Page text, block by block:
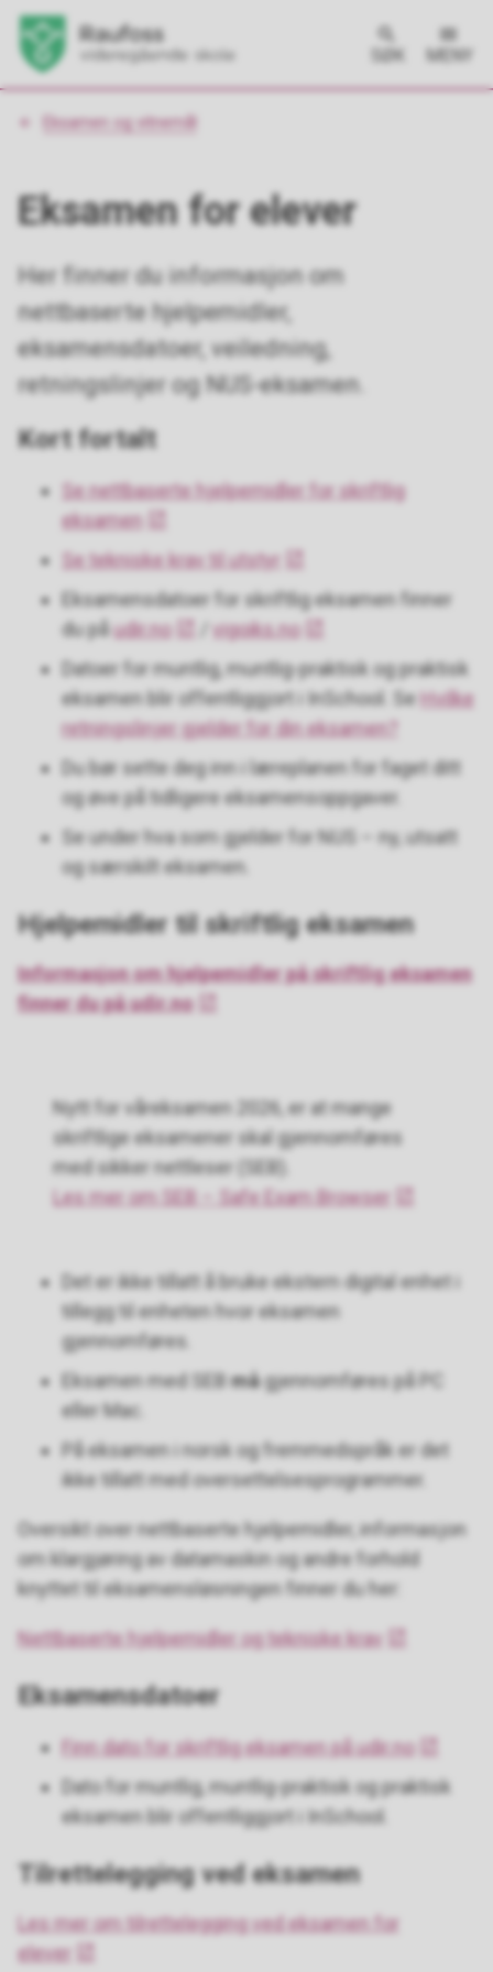
SØK MENY
Du
Eksamen og vitnemål
Eksamen for elever
Her finner du informasjon om
nettbaserte hjelpemidler,
eksamensdatoer, veiledning,
retningslinjer og NUS-eksamen.
Kort fortalt
Se nettbaserte hjelpemidler for skriftlig
eksamen
Se tekniske krav til utstyr
Eksamensdatoer for skriftlig eksamen finner
du påudir.no
vigoiks.no
Datoer for muntlig, muntlig-praktisk og praktisk
eksamen blir offentliggjort i InSchool. Se Hvilke
retningslinjer gjelder for din eksamen?
Du bør sette deg inn i læreplanen for faget ditt
og øve på tidligere eksamensoppgaver.
Se under hva som gjelder for NUS – ny, utsatt
og særskilt eksamen.
Hjelpemidler til skriftlig eksamen
Informasjon om hjelpemidler på skriftlig eksamen
finner du på udir.no
Nytt for våreksamen 2026, er at mange
skriftlige eksamener skal gjennomføres
med sikker nettleser (SEB).
Les mer om SEB – Safe Exam Browser
Det er ikke tillatt å bruke ekstern digital enhet i
tillegg til enheten hvor eksamen
gjennomføres.
Eksamen med SEBmågjennomføres på PC
eller Mac.
På eksamen i norsk og fremmedspråk er det
ikke tillatt med oversettelsesprogrammer.
Oversikt over nettbaserte hjelpemidler, informasjon
om klargjøring av datamaskin og andre forhold
knyttet til eksamensløsningen finner du her:
Nettbaserte hjelpemidler og tekniske krav
Eksamensdatoer
Finn dato for skriftlig eksamen på udir.no
Dato for muntlig, muntlig-praktisk og praktisk
eksamen blir offentliggjort i InSchool.
Tilrettelegging ved eksamen
Les mer om tilrettelegging ved eksamen for
elever